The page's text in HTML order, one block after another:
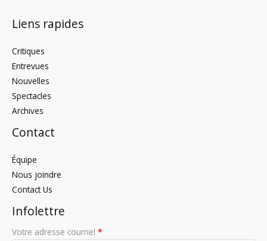
Liens rapides
Critiques
Entrevues
Nouvelles
Spectacles
Archives
Contact
Équipe
Nous joindre
Contact Us
Infolettre
Votre adresse courriel *